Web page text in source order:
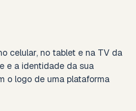
celular, no tablet e na TV da
e a identidade da sua
o logo de uma plataforma